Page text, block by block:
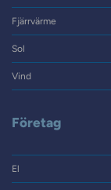
Fjärrvärme
Sol
Vind
Företag
El